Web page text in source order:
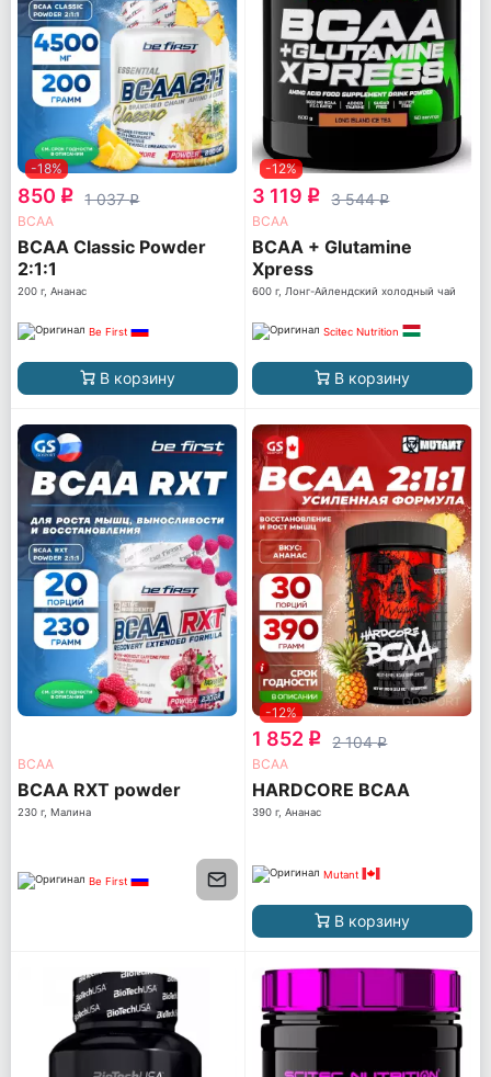
-18%
850 q 1 037q
ВСАА
BCAA Classic Powder
2:1:1
200 г, Ананас
Be First
В корзину
-12%
3 119 q 3 544q
ВСАА
BCAA + Glutamine
Xpress
600 г, Лонг-Айлендский холодный чай
Scitec Nutrition
В корзину
ВСАА
BCAA RXT powder
230 г, Малина
Be First
-12%
1 852 q 2 104q
ВСАА
HARDCORE BCAA
390 г, Ананас
Mutant
В корзину